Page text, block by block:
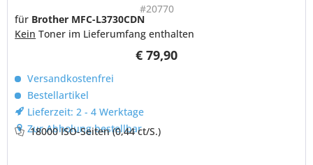
#20770
€ 79,90
für Brother MFC-L3730CDN
Kein Toner im Lieferumfang enthalten
Versandkostenfrei
Bestellartikel
Lieferzeit: 2 - 4 Werktage
Zur Abholung bestellbar
18000 ISO-Seiten(0,44 ct/S.)